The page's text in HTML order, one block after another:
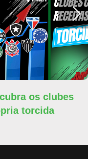
os clubes
torcida